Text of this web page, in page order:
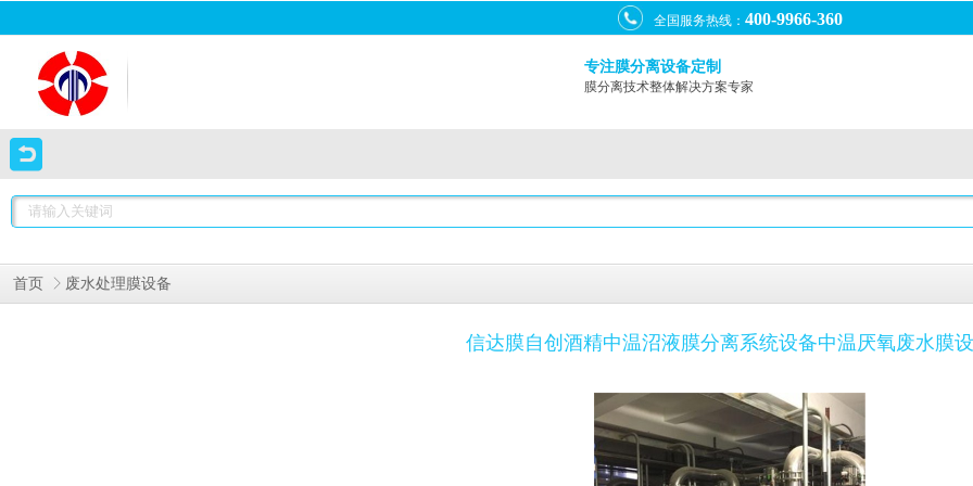
全国服务热线： 400-9966-360
专注膜分离设备定制
膜分离技术整体解决方案专家
首页 废水处理膜设备
信达膜自创酒精中温沼液膜分离系统设备中温厌氧废水膜